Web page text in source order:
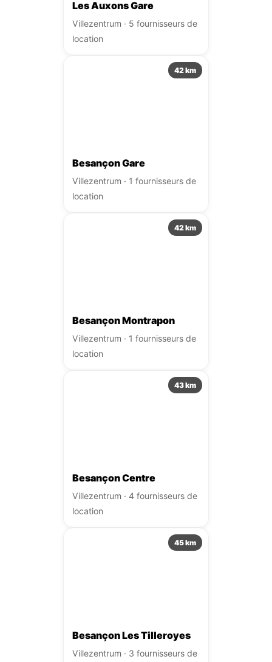
Les Auxons Gare
Villezentrum · 5 fournisseurs de
location
42 km
Besançon Gare
Villezentrum · 1 fournisseurs de
location
42 km
Besançon Montrapon
Villezentrum · 1 fournisseurs de
location
43 km
Besançon Centre
Villezentrum · 4 fournisseurs de
location
45 km
Besançon Les Tilleroyes
Villezentrum · 3 fournisseurs de